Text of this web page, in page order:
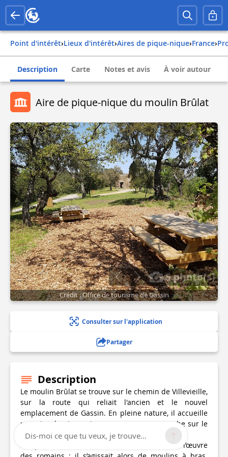
Point d'intérêt› Lieux d'intérêt› Aires de pique-nique› france›
Description Carte Notes et avis À voir autour
Aire de pique-nique du moulin Brûlat
5 photo(s)
Crédit : Office de tourisme de Gassin
Consulter sur l'application
Partager
Description
Le moulin Brûlat se trouve sur le chemin de Villevieille,
sur la route qui reliait l'ancien et le nouvel
emplacement de Gassin. En pleine nature, il accueille
une aire de pique-nique avec une vue superbe sur le
golfe de Saint-Tropez.
Les premiers moulins connus à Gassin furent l’œuvre
Dis-moi ce que tu veux, je trouve...